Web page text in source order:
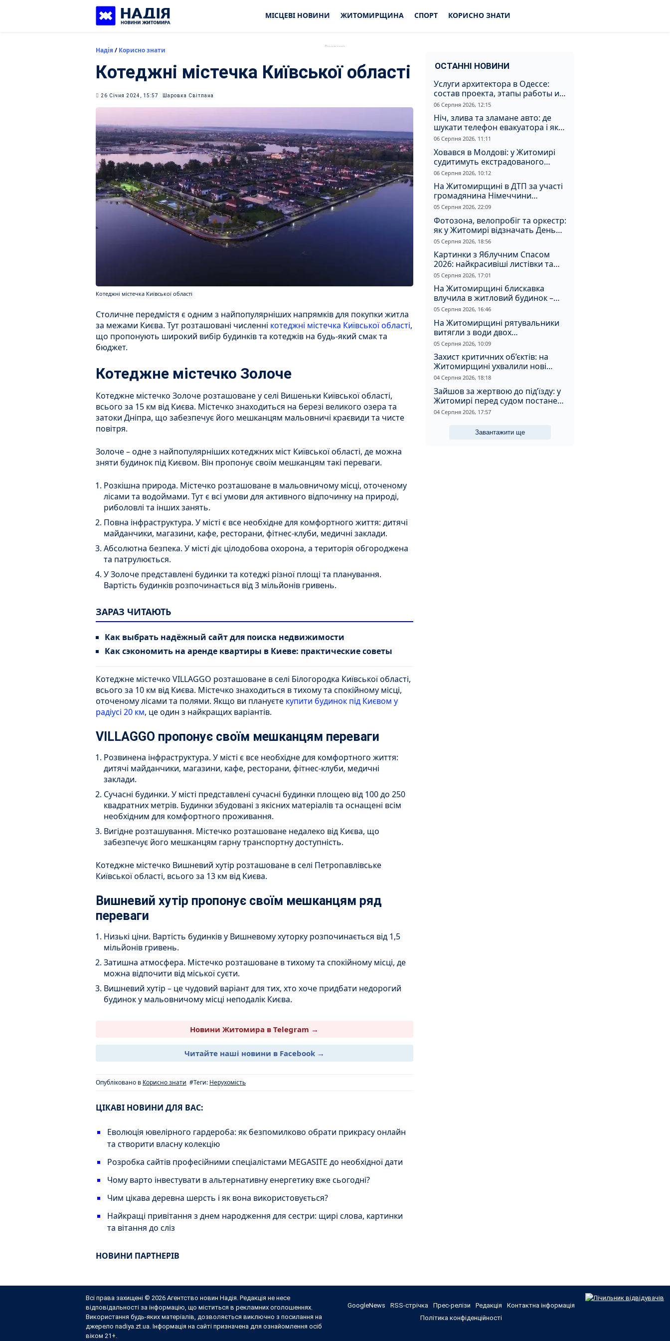
МІСЦЕВІ НОВИНИ ЖИТОМИРЩИНА СПОРТ КОРИСНО ЗНАТИ
Надія/ Корисно знати
Котеджні містечка Київської області
26 Січня 2024, 15:57 Шаровка Світлана
Котеджні містечка Київської області
Столичне передмістя є одним з найпопулярніших напрямків для покупки житла
за межами Києва. Тут розташовані численні котеджні містечка Київської області,
що пропонують широкий вибір будинків та котеджів на будь-який смак та
бюджет.
Котеджне містечко Золоче
Котеджне містечко Золоче розташоване у селі Вишеньки Київської області,
всього за 15 км від Києва. Містечко знаходиться на березі великого озера та
затоки Дніпра, що забезпечує його мешканцям мальовничі краєвиди та чисте
повітря.
Золоче – одне з найпопулярніших котеджних міст Київської області, де можна
зняти будинок під Києвом. Він пропонує своїм мешканцям такі переваги.
Розкішна природа. Містечко розташоване в мальовничому місці, оточеному
лісами та водоймами. Тут є всі умови для активного відпочинку на природі,
риболовлі та інших занять.
Повна інфраструктура. У місті є все необхідне для комфортного життя: дитячі
майданчики, магазини, кафе, ресторани, фітнес-клуби, медичні заклади.
Абсолютна безпека. У місті діє цілодобова охорона, а територія обгороджена
та патрулюється.
У Золоче представлені будинки та котеджі різної площі та планування.
Вартість будинків розпочинається від 3 мільйонів гривень.
ЗАРАЗ ЧИТАЮТЬ
Как выбрать надёжный сайт для поиска недвижимости
Как сэкономить на аренде квартиры в Киеве: практические советы
Котеджне містечко VILLAGGO розташоване в селі Білогородка Київської області,
всього за 10 км від Києва. Містечко знаходиться в тихому та спокійному місці,
оточеному лісами та полями. Якщо ви плануєте купити будинок під Києвом у
радіусі 20 км, це один з найкращих варіантів.
VILLAGGO пропонує своїм мешканцям переваги
Розвинена інфраструктура. У місті є все необхідне для комфортного життя:
дитячі майданчики, магазини, кафе, ресторани, фітнес-клуби, медичні
заклади.
Сучасні будинки. У місті представлені сучасні будинки площею від 100 до 250
квадратних метрів. Будинки збудовані з якісних матеріалів та оснащені всім
необхідним для комфортного проживання.
Вигідне розташування. Містечко розташоване недалеко від Києва, що
забезпечує його мешканцям гарну транспортну доступність.
Котеджне містечко Вишневий хутір розташоване в селі Петропавлівське
Київської області, всього за 13 км від Києва.
Вишневий хутір пропонує своїм мешканцям ряд
переваги
Низькі ціни. Вартість будинків у Вишневому хуторку розпочинається від 1,5
мільйонів гривень.
Затишна атмосфера. Містечко розташоване в тихому та спокійному місці, де
можна відпочити від міської суєти.
Вишневий хутір – це чудовий варіант для тих, хто хоче придбати недорогий
будинок у мальовничому місці неподалік Києва.
Новини Житомира в Telegram →
Читайте наші новини в Facebook →
Опубліковано в Корисно знати #Теги: Нерухомість
ЦІКАВІ НОВИНИ ДЛЯ ВАС:
Еволюція ювелірного гардероба: як безпомилково обрати прикрасу онлайн
та створити власну колекцію
Розробка сайтів професійними спеціалістами MEGASITE до необхідної дати
Чому варто інвестувати в альтернативну енергетику вже сьогодні?
Чим цікава деревна шерсть і як вона використовується?
Найкращі привітання з днем народження для сестри: щирі слова, картинки
та вітання до сліз
НОВИНИ ПАРТНЕРІВ
ОСТАННІ НОВИНИ
Услуги архитектора в Одессе:
состав проекта, этапы работы и
стоимость
06 Серпня 2026, 12:15
Ніч, злива та зламане авто: де
шукати телефон евакуатора і як
не натрапити на аферистів
06 Серпня 2026, 11:11
Ховався в Молдові: у Житомирі
судитимуть екстрадованого
іноземця за сурогатний спирт і
відмивання грошей
06 Серпня 2026, 10:12
На Житомирщині в ДТП за участі
громадянина Німеччини
постраждали двоє людей
05 Серпня 2026, 22:09
Фотозона, велопробіг та оркестр:
як у Житомирі відзначать День
Прапора та День Незалежності
05 Серпня 2026, 18:56
Картинки з Яблучним Спасом
2026: найкрасивіші листівки та
щирі привітання зі святом
05 Серпня 2026, 17:01
На Житомирщині блискавка
влучила в житловий будинок –
спалахнула пожежа
05 Серпня 2026, 16:46
На Житомирщині рятувальники
витягли з води двох
потопельників
05 Серпня 2026, 10:09
Захист критичних об’єктів: на
Житомирщині ухвалили нові
рішення з безпеки
04 Серпня 2026, 18:18
Зайшов за жертвою до під’їзду: у
Житомирі перед судом постане
нападник
04 Серпня 2026, 17:57
Завантажити ще
Всі права захищені © 2026 Агентство новин Надія. Редакція не несе
відповідальності за інформацію, що міститься в рекламних оголошеннях.
Використання будь-яких матеріалів, дозволяється виключно з посилання на
джерело nadiya.zt.ua. Інформація на сайті призначена для ознайомлення осіб
віком 21+.
GoogleNews RSS-стрічка Прес-релізи Редакція
Контактна інформація
Політика конфіденційності